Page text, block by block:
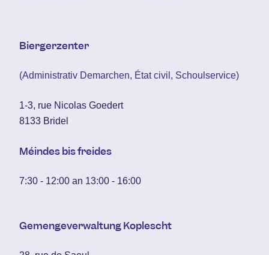
Biergerzenter
(Administrativ Demarchen, État civil, Schoulservice)
1-3, rue Nicolas Goedert
8133 Bridel
Méindes bis freides
7:30 - 12:00 an 13:00 - 16:00
Gemengeverwaltung Koplescht